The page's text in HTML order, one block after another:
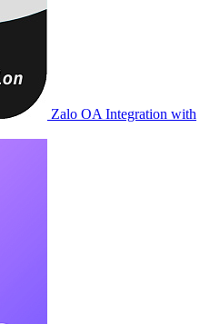
Zalo OA Integration with